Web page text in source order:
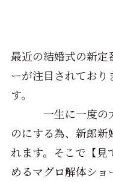
最近の結婚式の新定
ーが注目されており
一生に一度の大
のにする為、新郎
れます。そこで【見
めるマグロ解体シ